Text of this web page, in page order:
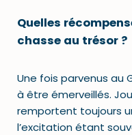
Quelles
chasse au trésor ?
Une fois parvenus au
à être émerveillés.
remportent toujours
l’excitation étant